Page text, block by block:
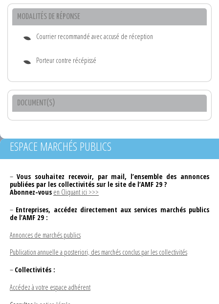
MODALITÉS DE RÉPONSE
Courrier recommandé avec accusé de réception
Porteur contre récépissé
DOCUMENT(S)
ESPACE MARCHÉS PUBLICS
– Vous souhaitez recevoir, par mail, l’ensemble des annonces
publiées par les collectivités sur le site de l’AMF 29 ?
Abonnez-vous en Cliquant ici >>>
– Entreprises, accédez directement aux services marchés publics
de l’AMF 29 :
Annonces de marchés publics
Publication annuelle a posteriori, des marchés conclus par les collectivités
– Collectivités :
Accédez à votre espace adhérent